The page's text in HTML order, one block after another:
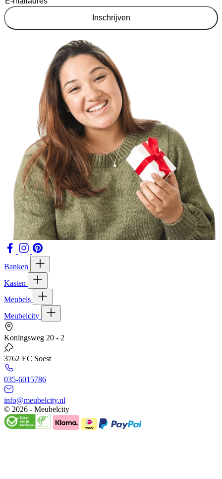
Inschrijven
Banken
Kasten
Meubels
Meubelcity
Koningsweg 20 - 2
3762 EC Soest
035-6015786
info@meubelcity.nl
© 2026 - Meubelcity